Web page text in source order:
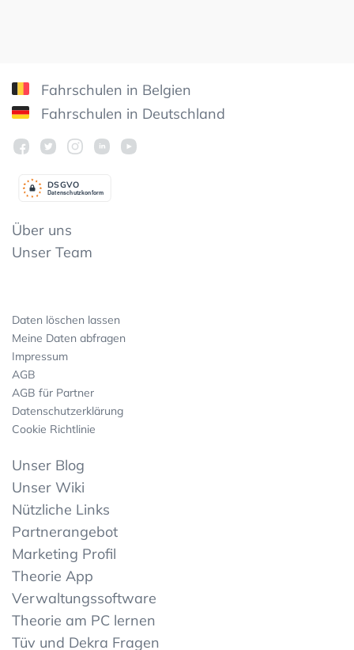
Fahrschulen in Belgien
Fahrschulen in Deutschland
Datenschutzkonform
DSGVO
Über uns
Unser Team
Daten löschen lassen
Meine Daten abfragen
Impressum
AGB
AGB für Partner
Datenschutzerklärung
Cookie Richtlinie
Unser Blog
Unser Wiki
Nützliche Links
Partnerangebot
Marketing Profil
Theorie App
Verwaltungssoftware
Theorie am PC lernen
Tüv und Dekra Fragen